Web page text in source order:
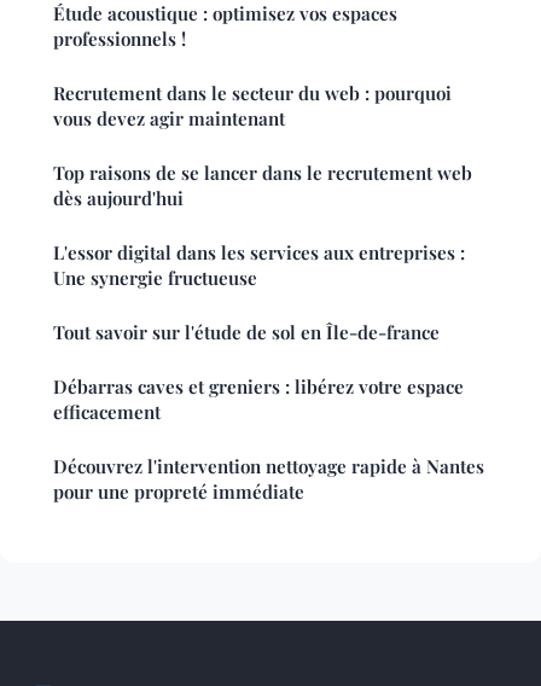
Étude acoustique : optimisez vos espaces
professionnels !
Recrutement dans le secteur du web : pourquoi
vous devez agir maintenant
Top raisons de se lancer dans le recrutement web
dès aujourd'hui
L'essor digital dans les services aux entreprises :
Une synergie fructueuse
Tout savoir sur l'étude de sol en Île-de-france
Débarras caves et greniers : libérez votre espace
efficacement
Découvrez l'intervention nettoyage rapide à Nantes
pour une propreté immédiate